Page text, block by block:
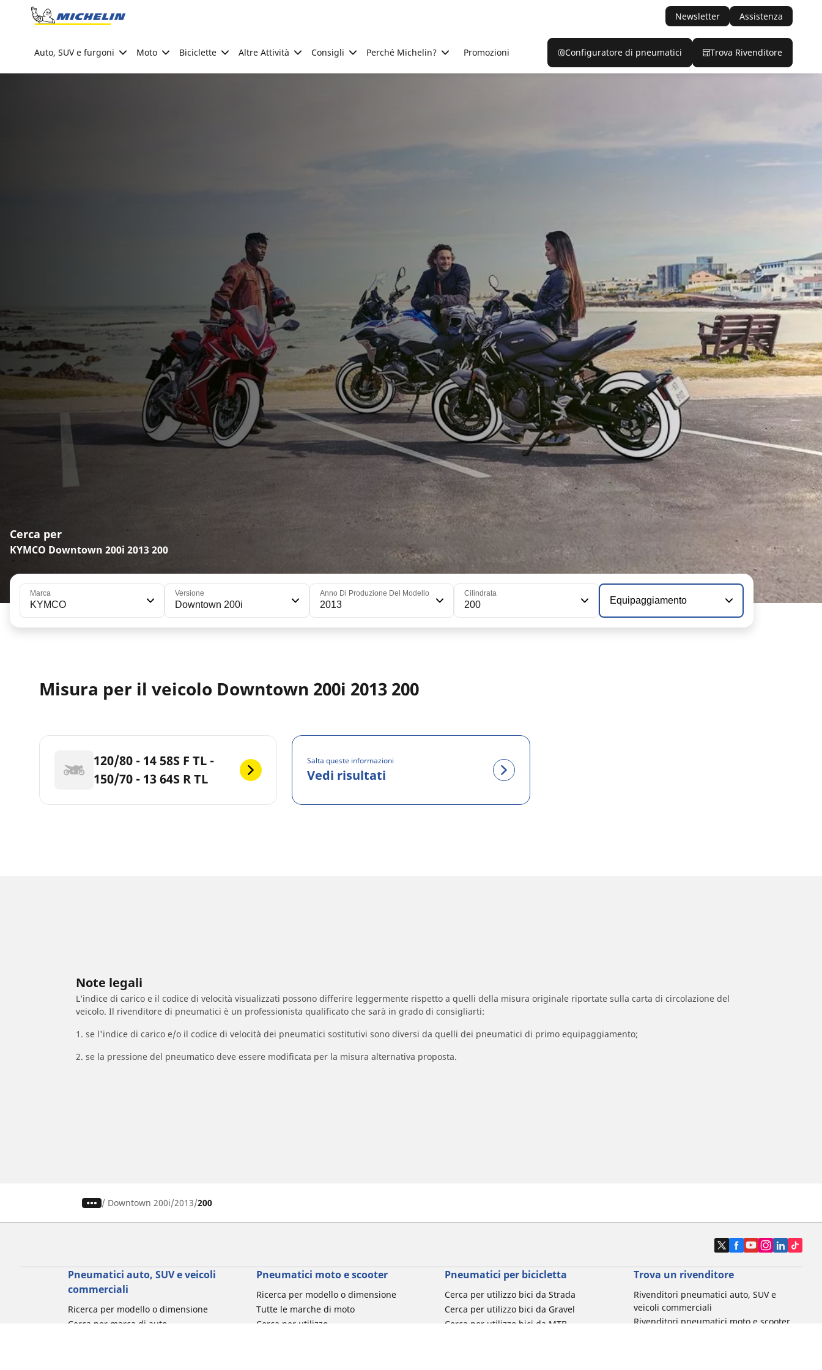
Go to page content
Newsletter Assistenza
Auto, SUV e furgoni Moto Biciclette Altre Attività Consigli Perché Michelin? Promozioni Configuratore di pneumatici Trova Rivenditore
Cerca per
KYMCO Downtown 200i 2013 200
Marca
KYMCO
Versione
Downtown 200i
Anno Di Produzione Del Modello
2013
Cilindrata
200 Equipaggiamento
Misura per il veicolo Downtown 200i 2013 200
120/80 - 14 58S F TL -
150/70 - 13 64S R TL
Salta queste informazioni
Vedi risultati
Note legali
L’indice di carico e il codice di velocità visualizzati possono differire leggermente rispetto a quelli della misura originale riportate sulla carta di circolazione del
veicolo. Il rivenditore di pneumatici è un professionista qualificato che sarà in grado di consigliarti:
1. se l'indice di carico e/o il codice di velocità dei pneumatici sostitutivi sono diversi da quelli dei pneumatici di primo equipaggiamento;
2. se la pressione del pneumatico deve essere modificata per la misura alternativa proposta.
/ Downtown 200i 2013 200
Pneumatici auto, SUV e veicoli
commerciali
Ricerca per modello o dimensione
Cerca per marca di auto
Pneumatici moto e scooter
Ricerca per modello o dimensione
Tutte le marche di moto
Cerca per utilizzo
Pneumatici per bicicletta
Cerca per utilizzo bici da Strada
Cerca per utilizzo bici da Gravel
Cerca per utilizzo bici da MTB
Trova un rivenditore
Rivenditori pneumatici auto, SUV e
veicoli commerciali
Rivenditori pneumatici moto e scooter